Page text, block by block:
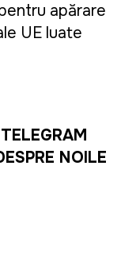
apărare
UE luate
NOILE